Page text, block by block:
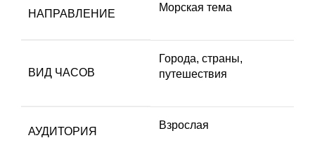
НАПРАВЛЕНИЕ
Морская тема
ВИД ЧАСОВ
Города, страны,
путешествия
АУДИТОРИЯ
Взрослая